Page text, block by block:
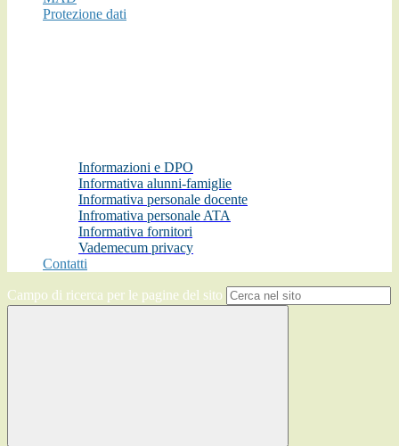
Protezione dati
Informazioni e DPO
Informativa alunni-famiglie
Informativa personale docente
Infromativa personale ATA
Informativa fornitori
Vademecum privacy
Contatti
Campo di ricerca per le pagine del sito